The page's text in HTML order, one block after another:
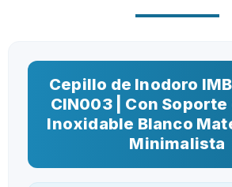
Cepillo de Inodoro
CIN003 | Con Soporte
Inoxidable Blanco
Minimalista